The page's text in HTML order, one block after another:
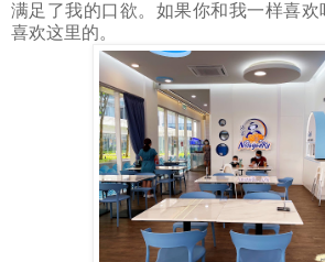
满足了我的口欲。如果你和我一样喜
喜欢这里的。